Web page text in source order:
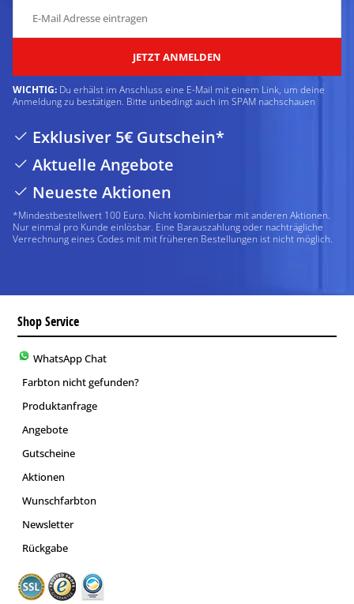
JETZT ANMELDEN
WICHTIG: Du erhälst im Anschluss eine E-Mail mit einem Link, um deine
Anmeldung zu bestätigen. Bitte unbedingt auch im SPAM nachschauen
Exklusiver 5€ Gutschein*
Aktuelle Angebote
Neueste Aktionen
*Mindestbestellwert 100 Euro. Nicht kombinierbar mit anderen Aktionen.
Nur einmal pro Kunde einlösbar. Eine Barauszahlung oder nachträgliche
Verrechnung eines Codes mit mit früheren Bestellungen ist nicht möglich.
Shop Service
WhatsApp Chat
Farbton nicht gefunden?
Produktanfrage
Angebote
Gutscheine
Aktionen
Wunschfarbton
Newsletter
Rückgabe